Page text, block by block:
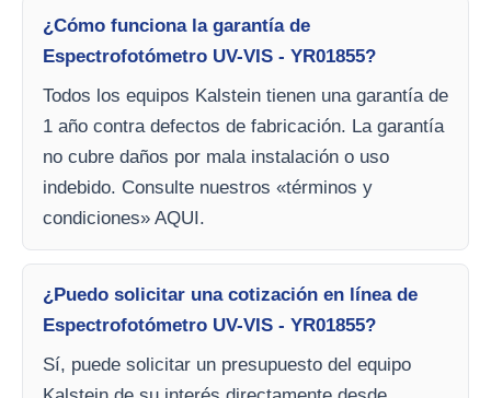
¿Cómo funciona la garantía de
Espectrofotómetro UV-VIS - YR01855?
Todos los equipos Kalstein tienen una garantía de
1 año contra defectos de fabricación. La garantía
no cubre daños por mala instalación o uso
indebido. Consulte nuestros «términos y
condiciones» AQUI.
¿Puedo solicitar una cotización en línea de
Espectrofotómetro UV-VIS - YR01855?
Sí, puede solicitar un presupuesto del equipo